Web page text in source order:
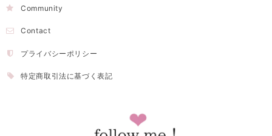
Community
Contact
プライバシーポリシー
特定商取引法に基づく表記